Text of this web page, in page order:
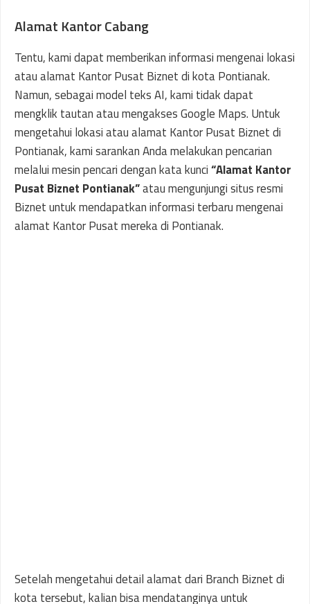
Alamat Kantor Cabang
Tentu, kami dapat memberikan informasi mengenai lokasi
atau alamat Kantor Pusat Biznet di kota Pontianak.
Namun, sebagai model teks AI, kami tidak dapat
mengklik tautan atau mengakses Google Maps. Untuk
mengetahui lokasi atau alamat Kantor Pusat Biznet di
Pontianak, kami sarankan Anda melakukan pencarian
melalui mesin pencari dengan kata kunci“Alamat Kantor
Pusat Biznet Pontianak”atau mengunjungi situs resmi
Biznet untuk mendapatkan informasi terbaru mengenai
alamat Kantor Pusat mereka di Pontianak.
Setelah mengetahui detail alamat dari Branch Biznet di
kota tersebut, kalian bisa mendatanginya untuk